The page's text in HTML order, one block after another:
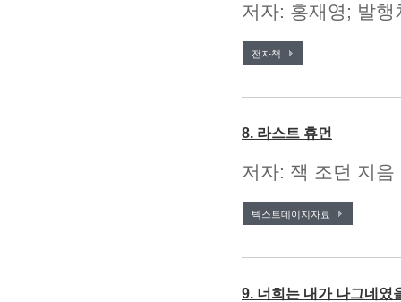
저자: 홍재영; 발
전자책
8. 라스트 휴먼
저자: 잭 조던 지
텍스트데이지자료
9. 너희는 내가 나그네였